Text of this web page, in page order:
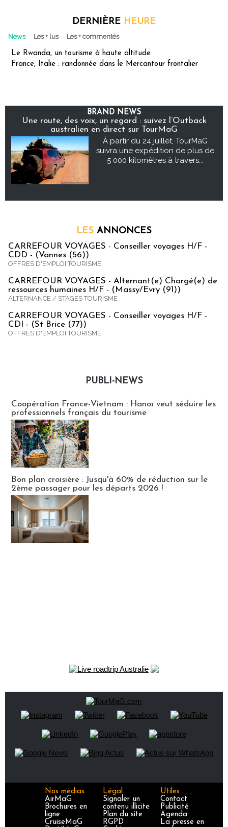
DERNIÈRE HEURE
News Les + lus Les + commentés
Le Rwanda, un tourisme à haute altitude
France, Italie : randonnée dans le Mercantour frontalier
BRAND NEWS
Une route, des voix, un regard : suivez l’Outback
australien en direct sur TourMaG
À partir du 24 juillet, TourMaG
suivra une expédition de plus de
5 000 kilomètres à travers...
LES ANNONCES
CARREFOUR VOYAGES - Conseiller voyages H/F -
CDD - (Vannes (56))
OFFRES D'EMPLOI TOURISME
CARREFOUR VOYAGES - Alternant(e) Chargé(e) de
ressources humaines H/F - (Massy/Evry (91))
ALTERNANCE / STAGES TOURISME
CARREFOUR VOYAGES - Conseiller voyages H/F -
CDI - (St Brice (77))
OFFRES D'EMPLOI TOURISME
PUBLI-NEWS
Coopération France-Vietnam : Hanoï veut séduire les
professionnels français du tourisme
Bon plan croisière : Jusqu'à 60% de réduction sur le
2ème passager pour les départs 2026 !
Nos médias
AirMaG
Brochures en
ligne
CruiseMaG
Légal
Signaler un
contenu illicite
Plan du site
RGPD
Utiles
Contact
Publicité
Agenda
La presse en